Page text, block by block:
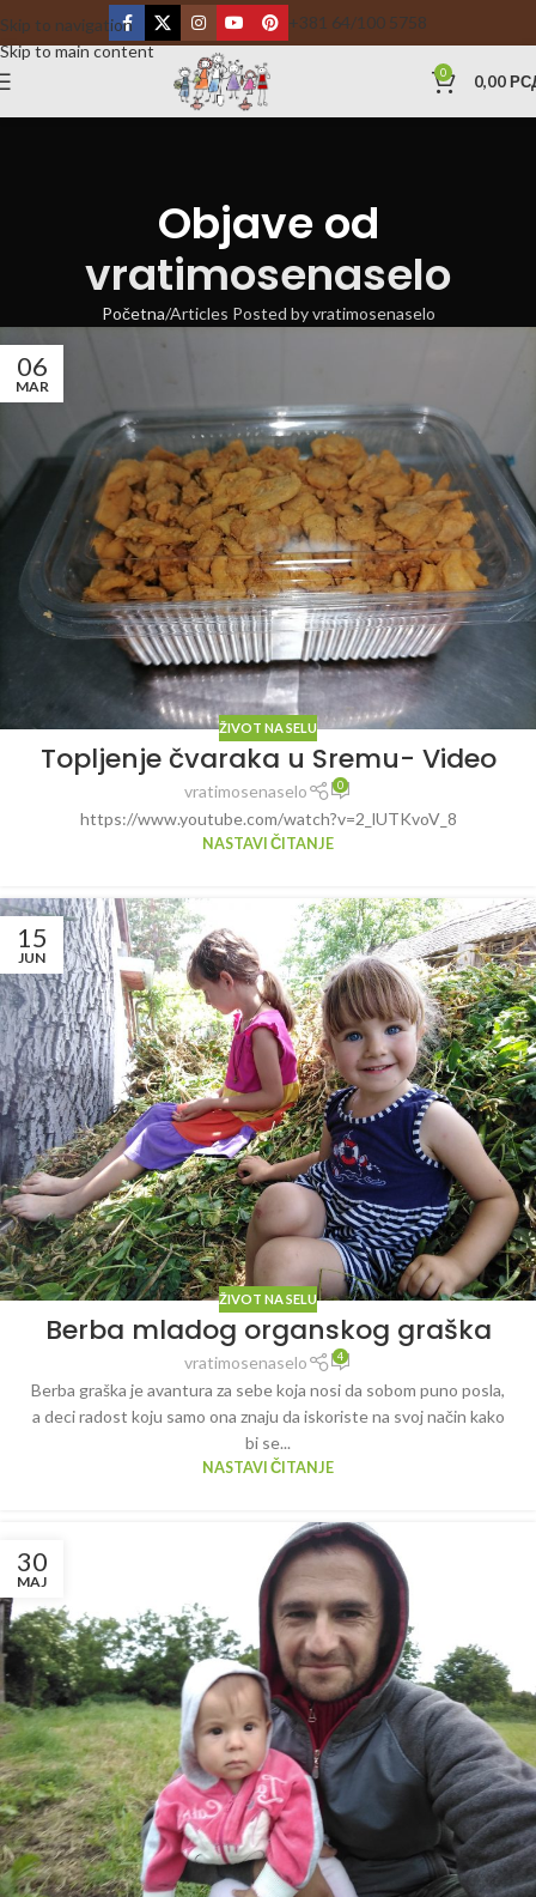
Skip to navigation
Skip to main content
+381 64/100 5758
0 0,00
Objave od
vratimosenaselo
Početna Articles Posted by vratimosenaselo
06
MAR
ŽIVOT NA SELU
Topljenje čvaraka u Sremu- Video
vratimosenaselo 0
https://www.youtube.com/watch?v=2_lUTKvoV_8
NASTAVI ČITANJE
15
JUN
ŽIVOT NA SELU
Berba mladog organskog graška
vratimosenaselo 4
Berba graška je avantura za sebe koja nosi da sobom puno posla,
a deci radost koju samo ona znaju da iskoriste na svoj način kako
bi se...
NASTAVI ČITANJE
30
MAJ